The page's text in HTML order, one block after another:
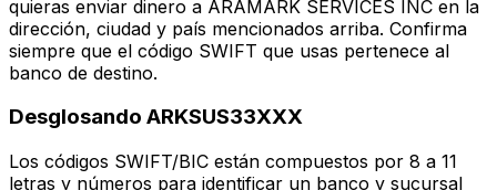
quieras enviar dinero a ARAMARK SERVICES INC en la
dirección, ciudad y país mencionados arriba. Confirma
siempre que el código SWIFT que usas pertenece al
banco de destino.
Desglosando ARKSUS33XXX
Los códigos SWIFT/BIC están compuestos por 8 a 11
letras y números para identificar un banco y sucursal